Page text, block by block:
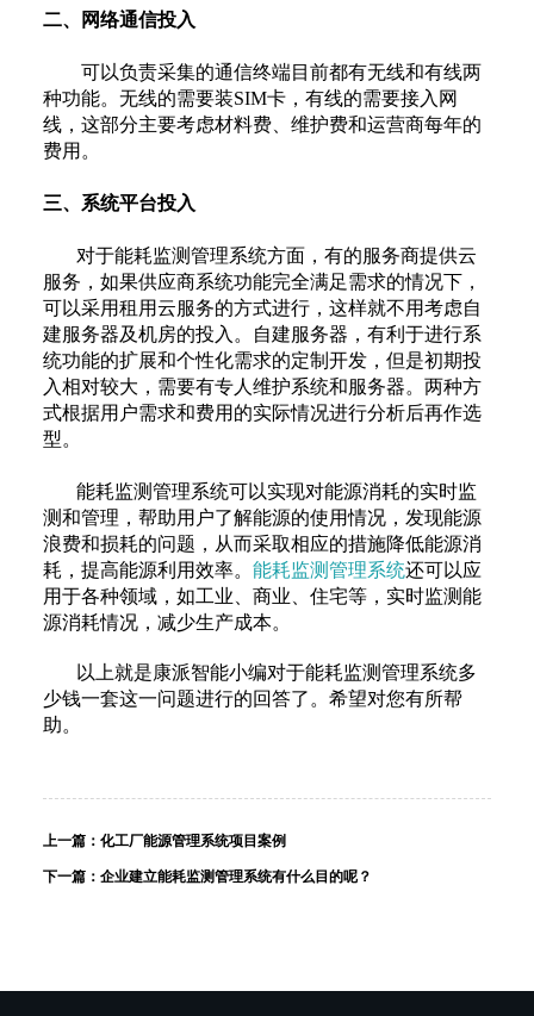
二、网络通信投入
可以负责采集的通信终端目前都有无线和有线两
种功能。无线的需要装SIM卡，有线的需要接入网
线，这部分主要考虑材料费、维护费和运营商每年的
费用。
三、系统平台投入
对于能耗监测管理系统方面，有的服务商提供云
服务，如果供应商系统功能完全满足需求的情况下，
可以采用租用云服务的方式进行，这样就不用考虑自
建服务器及机房的投入。自建服务器，有利于进行系
统功能的扩展和个性化需求的定制开发，但是初期投
入相对较大，需要有专人维护系统和服务器。两种方
式根据用户需求和费用的实际情况进行分析后再作选
型。
能耗监测管理系统可以实现对能源消耗的实时监
测和管理，帮助用户了解能源的使用情况，发现能源
浪费和损耗的问题，从而采取相应的措施降低能源消
耗，提高能源利用效率。 能耗监测管理系统还可以应
用于各种领域，如工业、商业、住宅等，实时监测能
源消耗情况，减少生产成本。
以上就是康派智能小编对于能耗监测管理系统多
少钱一套这一问题进行的回答了。希望对您有所帮
助。
上一篇： 化工厂能源管理系统项目案例
下一篇： 企业建立能耗监测管理系统有什么目的呢？